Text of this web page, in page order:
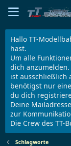
Hallo TT-
hast.
Um alle
dich
ist ausschließlich
benötigst nur
du dich
Deine
zur
Die Crew des TT-
Schlagworte